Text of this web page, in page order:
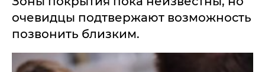
очевидцы подтвержают возможность
позвонить близким.